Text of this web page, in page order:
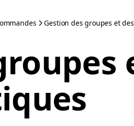
Gestion des groupes et